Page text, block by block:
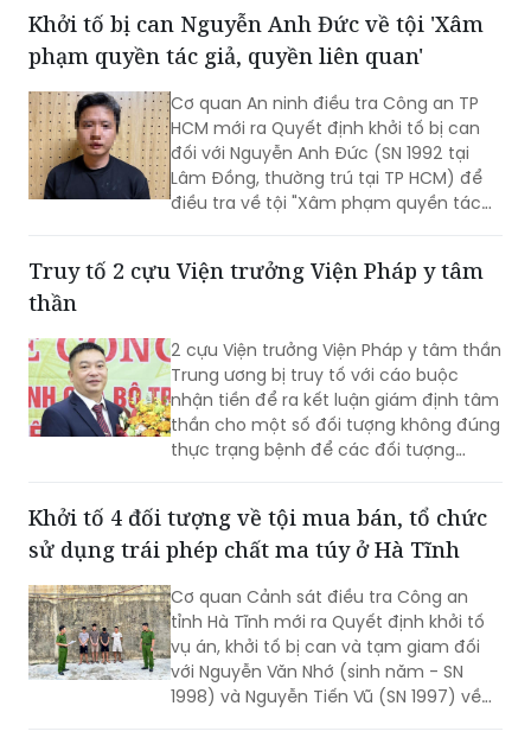
pháp tạm giam để điều tra về hành vi
"Cướp tài sản" sau vụ cướp xe máy xảy
ra trên địa bàn xã Xuân Cẩm.
Khởi tố bị can Nguyễn Anh Đức về tội 'Xâm
phạm quyền tác giả, quyền liên quan'
Cơ quan An ninh điều tra Công an TP
HCM mới ra Quyết định khởi tố bị can
Lâm Đồng, thường trú tại TP HCM) để
điều tra về tội "Xâm phạm quyền tác
Truy tố 2 cựu Viện trưởng Viện Pháp y tâm
thần
2 cựu Viện trưởng Viện Pháp y tâm thần
Trung ương bị truy tố với cáo buộc
thần cho một số đối tượng không đúng
thực trạng bệnh để các đối tượng
được đi chữa bệnh bắt buộc.
Khởi tố 4 đối tượng về tội mua bán, tổ chức
sử dụng trái phép chất ma túy ở Hà Tĩnh
Cơ quan Cảnh sát điều tra Công an
tỉnh Hà Tĩnh mới ra Quyết định khởi tố